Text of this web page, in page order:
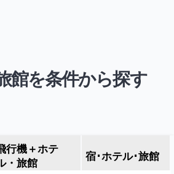
館を条件から探す
行機＋ホテ
・旅館
宿･ホテル･旅館